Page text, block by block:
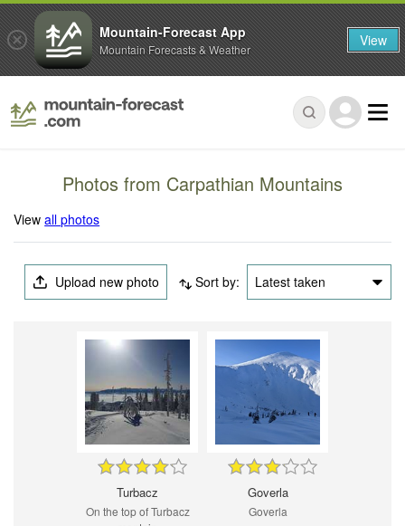
Photos from Carpathian Mountains
Viewall photos
Upload new photo Sort by: Latest taken
Turbacz
On the top of Turbacz
Goverla
Goverla
Mountain-Forecast App
Mountain Forecasts & Weather View